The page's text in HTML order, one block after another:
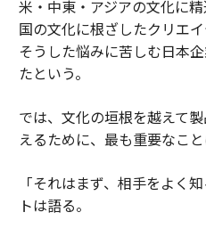
米・中東・アジアの文化に
国の文化に根ざしたクリエ
そうした悩みに苦しむ日本
たという。
では、文化の垣根を越えて
えるために、最も重要なこ
「それはまず、相手をよく
トは語る。